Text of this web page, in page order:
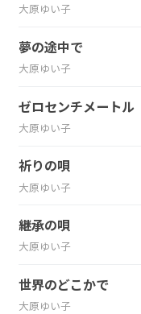
大原ゆい子
夢の途中で
大原ゆい子
ゼロセンチメートル
大原ゆい子
祈りの唄
大原ゆい子
継承の唄
大原ゆい子
世界のどこかで
大原ゆい子